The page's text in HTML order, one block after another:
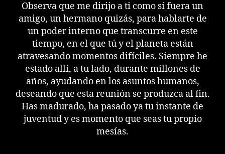
Observa que me dirijo a ti como si fuera un
amigo, un hermano quizás, para hablarte de
un poder interno que transcurre en este
tiempo, en el que tú y el planeta están
atravesando momentos difíciles. Siempre he
estado allí, a tu lado, durante millones de
años, ayudando en los asuntos humanos,
deseando que esta reunión se produzca al fin.
Has madurado, ha pasado ya tu instante de
juventud y es momento que seas tu propio
mesías.